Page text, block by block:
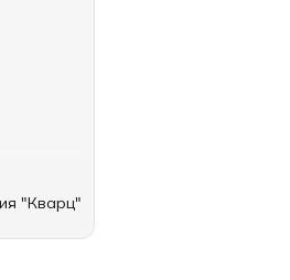
"Кварц"